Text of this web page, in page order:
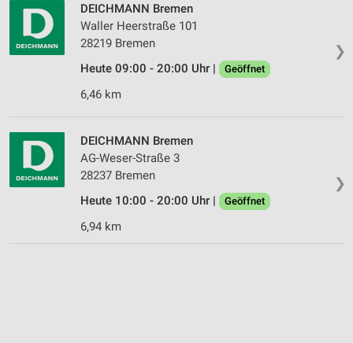
❯
DEICHMANN Bremen
Waller Heerstraße 101
28219 Bremen
Heute 09:00 - 20:00 Uhr |
Geöffnet
6,46 km
❯
DEICHMANN Bremen
AG-Weser-Straße 3
28237 Bremen
Heute 10:00 - 20:00 Uhr |
Geöffnet
6,94 km
Partnerliste anzeigen (1 IAB-Anbieter)
Wir nutzen Ihre Daten für folgende Zwecke:
IAB-Verarbeitungszwecke:
Speichern von oder Zugriff auf Informationen
auf einem Endgerät
Werbeanzeigen
Erstellung von Profilen für personalisierte
Werbung
personalisierter Werbung